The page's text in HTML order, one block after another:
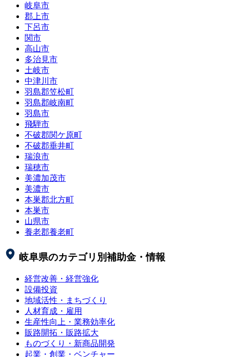
岐阜市
郡上市
下呂市
関市
高山市
多治見市
土岐市
中津川市
羽島郡笠松町
羽島郡岐南町
羽島市
飛騨市
不破郡関ケ原町
不破郡垂井町
瑞浪市
瑞穂市
美濃加茂市
美濃市
本巣郡北方町
本巣市
山県市
養老郡養老町
岐阜県のカテゴリ別補助金・情報
経営改善・経営強化
設備投資
地域活性・まちづくり
人材育成・雇用
生産性向上・業務効率化
販路開拓・販路拡大
ものづくり・新商品開発
起業・創業・ベンチャー